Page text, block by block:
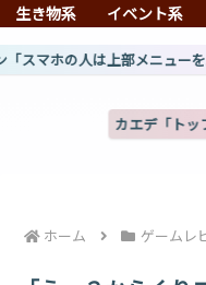
生き物系 イベント系
部メニューを左右にスクロ
カエデ「トップページ↓の
ホーム ゲームレ